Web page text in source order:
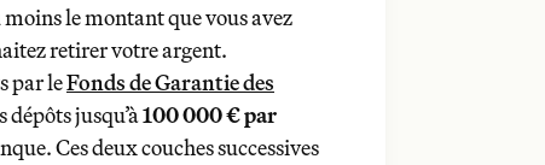
Fonds de Garantie des Dépôts
100 000 € par personne et par
le montant que vous avez
retirer votre argent.
par leFonds de Garantie des
jusqu’à100 000 € par
Ces deux couches successives